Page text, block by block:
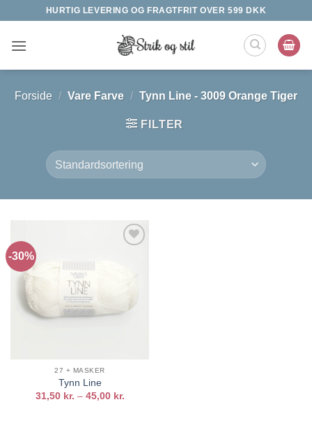
indhold
HURTIG LEVERING OG FRAGTFRIT OVER 599 DKK
Forside / Vare Farve / Tynn Line - 3009 Orange Tiger
FILTER
-30%
27 + MASKER
Tynn Line
31,50 kr. – 45,00 kr.